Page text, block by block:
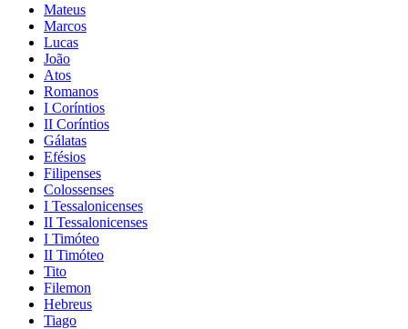
Mateus
Marcos
Lucas
João
Atos
Romanos
I Coríntios
II Coríntios
Gálatas
Efésios
Filipenses
Colossenses
I Tessalonicenses
II Tessalonicenses
I Timóteo
II Timóteo
Tito
Filemon
Hebreus
Tiago